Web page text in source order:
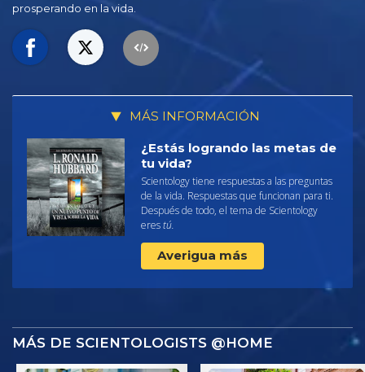
prosperando en la vida.
MÁS INFORMACIÓN
¿Estás logrando las metas de
tu vida?
Scientology tiene respuestas a las preguntas
de la vida. Respuestas que funcionan para ti.
Después de todo, el tema de Scientology
erestú.
Averigua más
MÁS DE SCIENTOLOGISTS @HOME